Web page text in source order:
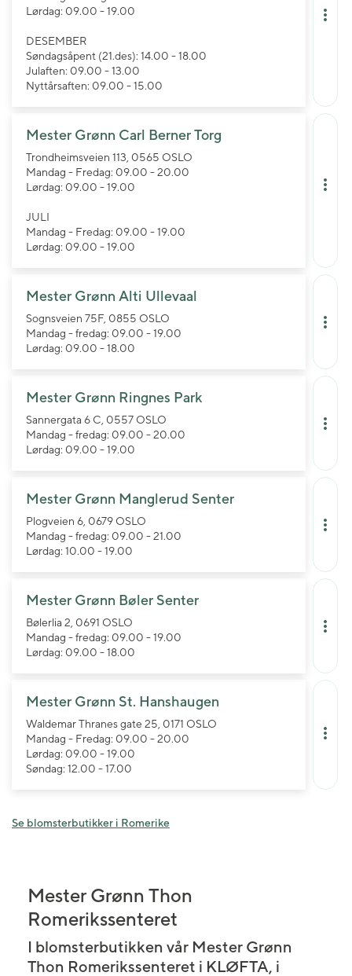
Lørdag: 09.00 - 19.00
DESEMBER
Søndagsåpent (21.des): 14.00 - 18.00
Julaften: 09.00 - 13.00
Nyttårsaften: 09.00 - 15.00
Mester Grønn Carl Berner Torg
Trondheimsveien 113, 0565 OSLO
Mandag - Fredag: 09.00 - 20.00
Lørdag: 09.00 - 19.00
JULI
Mandag - Fredag: 09.00 - 19.00
Lørdag: 09.00 - 19.00
Mester Grønn Alti Ullevaal
Sognsveien 75F, 0855 OSLO
Mandag - fredag: 09.00 - 19.00
Lørdag: 09.00 - 18.00
Mester Grønn Ringnes Park
Sannergata 6 C, 0557 OSLO
Mandag - fredag: 09.00 - 20.00
Lørdag: 09.00 - 19.00
Mester Grønn Manglerud Senter
Plogveien 6, 0679 OSLO
Mandag - fredag: 09.00 - 21.00
Lørdag: 10.00 - 19.00
Mester Grønn Bøler Senter
Bølerlia 2, 0691 OSLO
Mandag - fredag: 09.00 - 19.00
Lørdag: 09.00 - 18.00
Mester Grønn St. Hanshaugen
Waldemar Thranes gate 25, 0171 OSLO
Mandag - Fredag: 09.00 - 20.00
Lørdag: 09.00 - 19.00
Søndag: 12.00 - 17.00
Se blomsterbutikker i Romerike
Mester Grønn Thon
Romerikssenteret
I blomsterbutikken vår Mester Grønn
Thon Romerikssenteret i KLØFTA, i